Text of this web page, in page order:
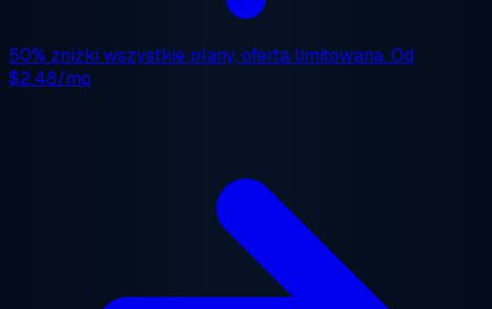
50% zniżki wszystkie plany, oferta limitowana. Od
$2.48/mo